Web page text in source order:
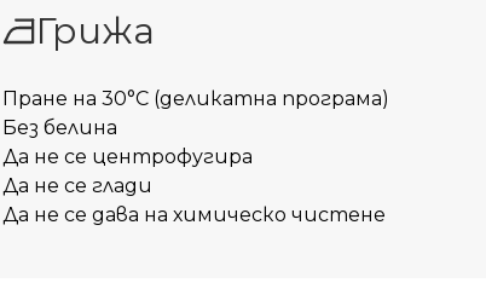
Грижа
Пране на 30°C(деликатна програма)
Без белина
Да не се центрофугира
Да не се глади
Да не се дава на химическо чистене